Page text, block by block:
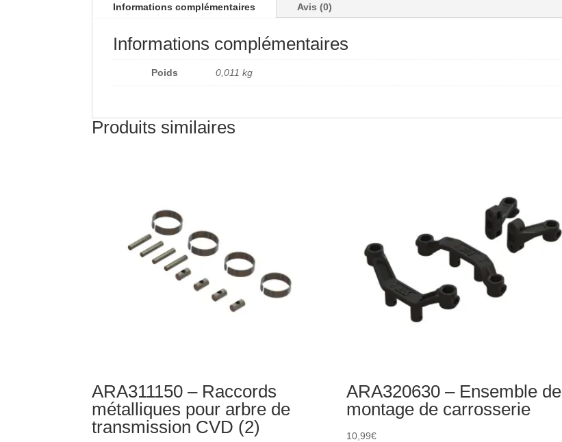
Informations complémentaires Avis (0)
Informations complémentaires
Poids 0,011 kg
Produits similaires
ARA311150 – Raccords
métalliques pour arbre de
transmission CVD (2)
ARA320630 – Ensemble de
montage de carrosserie
10,99€